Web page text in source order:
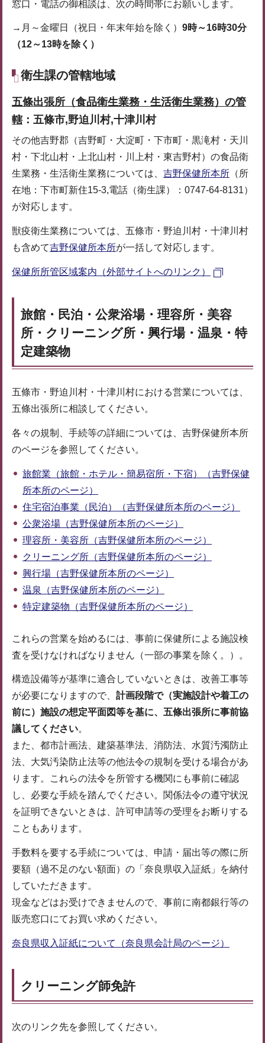
窓口・電話の御相談は、次の時間帯にお願いします。
→月～金曜日（祝日・年末年始を除く） 9時～16時30分
（12～13時を除く）
衛生課の管轄地域
五條出張所（食品衛生業務・生活衛生業務）の管
轄：五條市,野迫川村,十津川村
その他吉野郡（吉野町・大淀町・下市町・黒滝村・天川
村・下北山村・上北山村・川上村・東吉野村）の食品衛
生業務・生活衛生業務については、 吉野保健所本所 （所
在地：下市町新住15-3,電話（衛生課）：0747-64-8131）
が対応します。
獣疫衛生業務については、五條市・野迫川村・十津川村
も含めて吉野保健所本所が一括して対応します。
保健所所管区域案内（外部サイトへのリンク）
旅館・民泊・公衆浴場・理容所・美容
所・クリーニング所・興行場・温泉・特
定建築物
五條市・野迫川村・十津川村における営業については、
五條出張所に相談してください。
各々の規制、手続等の詳細については、吉野保健所本所
のページを参照してください。
旅館業（旅館・ホテル・簡易宿所・下宿）（吉野保健
所本所のページ）
住宅宿泊事業（民泊）（吉野保健所本所のページ）
公衆浴場（吉野保健所本所のページ）
理容所・美容所（吉野保健所本所のページ）
クリーニング所（吉野保健所本所のページ）
興行場（吉野保健所本所のページ）
温泉（吉野保健所本所のページ）
特定建築物（吉野保健所本所のページ）
これらの営業を始めるには、事前に保健所による施設検
査を受けなければなりません（一部の事業を除く。）。
構造設備等が基準に適合していないときは、改善工事等
が必要になりますので、 計画段階で（実施設計や着工の
前に）施設の想定平面図等を基に、五條出張所に事前協
議してください。
また、都市計画法、建築基準法、消防法、水質汚濁防止
法、大気汚染防止法等の他法令の規制を受ける場合があ
ります。これらの法令を所管する機関にも事前に確認
し、必要な手続を踏んでください。関係法令の遵守状況
を証明できないときは、許可申請等の受理をお断りする
こともあります。
手数料を要する手続については、申請・届出等の際に所
要額（過不足のない額面）の「奈良県収入証紙」を納付
していただきます。
現金などはお受けできませんので、事前に南都銀行等の
販売窓口にてお買い求めください。
奈良県収入証紙について（奈良県会計局のページ）
クリーニング師免許
次のリンク先を参照してください。